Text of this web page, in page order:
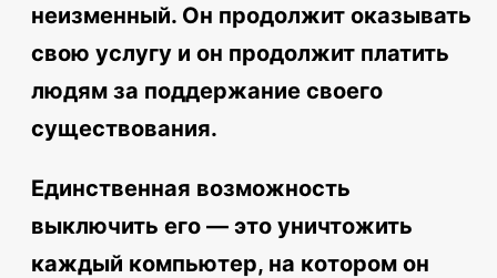
неизменный. Он продолжит оказывать
свою услугу и он продолжит платить
людям за поддержание своего
существования.
Единственная возможность
выключить его — это уничтожить
каждый компьютер, на котором он